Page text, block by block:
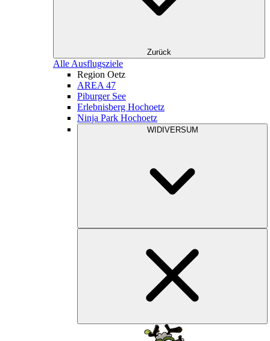
Zurück
Alle Ausflugsziele
Region Oetz
AREA 47
Piburger See
Erlebnisberg Hochoetz
Ninja Park Hochoetz
WIDIVERSUM